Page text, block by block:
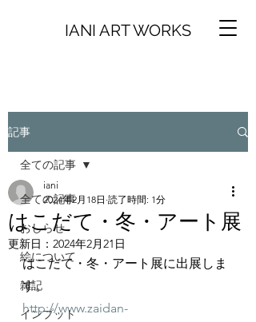
IANI ART WORKS
記事
全ての記事
おしらせ
絵について
雑記
インプット
全ての記事
はこだて・冬・アート展
iani
2024年2月18日 読了時間: 1分
更新日： 2024年2月21日
はこだて・冬・アート展に出展しま
す。
http://www.zaidan-